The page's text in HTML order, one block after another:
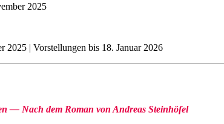
2025
2025 | Vorstellungen bis 18. Januar 2026
— Nach dem Roman von Andreas Steinhöfel